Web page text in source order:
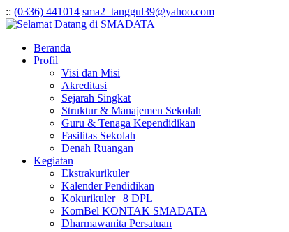
:: (0336) 441014 sma2_tanggul39@yahoo.com
Beranda
Profil
Visi dan Misi
Akreditasi
Sejarah Singkat
Struktur & Manajemen Sekolah
Guru & Tenaga Kependidikan
Fasilitas Sekolah
Denah Ruangan
Kegiatan
Ekstrakurikuler
Kalender Pendidikan
Kokurikuler | 8 DPL
KomBel KONTAK SMADATA
Dharmawanita Persatuan